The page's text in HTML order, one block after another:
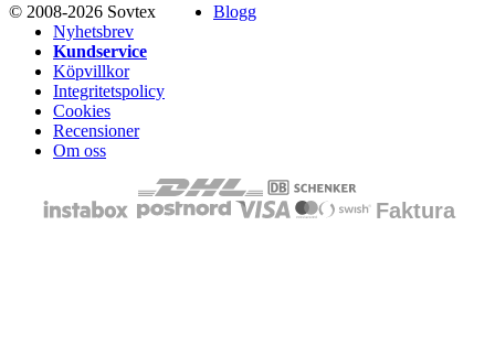
© 2008-2026 Sovtex
Blogg
Nyhetsbrev
Kundservice
Köpvillkor
Integritetspolicy
Cookies
Recensioner
Om oss